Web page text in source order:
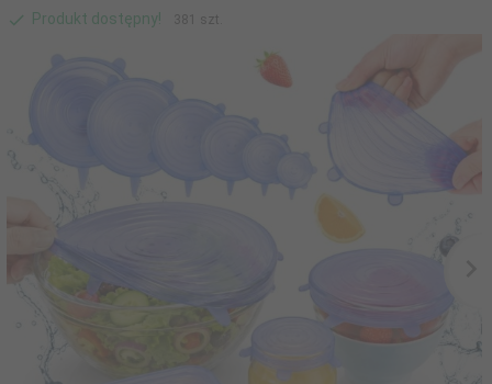
Produkt dostępny! 381 szt.